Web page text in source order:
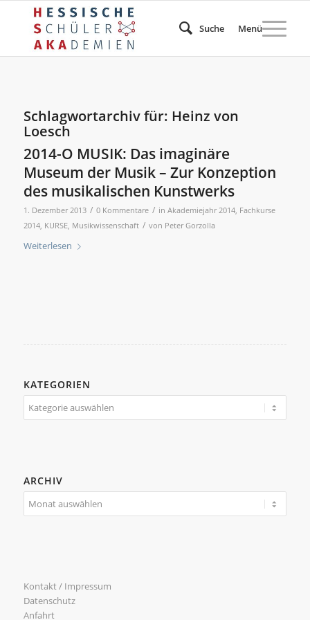
Suche Menü
Schlagwortarchiv für: Heinz von
Loesch
2014-O MUSIK: Das imaginäre
Museum der Musik – Zur Konzeption
des musikalischen Kunstwerks
1. Dezember 2013 / 0 Kommentare / in Akademiejahr 2014, Fachkurse
2014, KURSE, Musikwissenschaft / von Peter Gorzolla
Weiterlesen
KATEGORIEN
Kategorien
ARCHIV
Kontakt / Impressum
Datenschutz
Anfahrt